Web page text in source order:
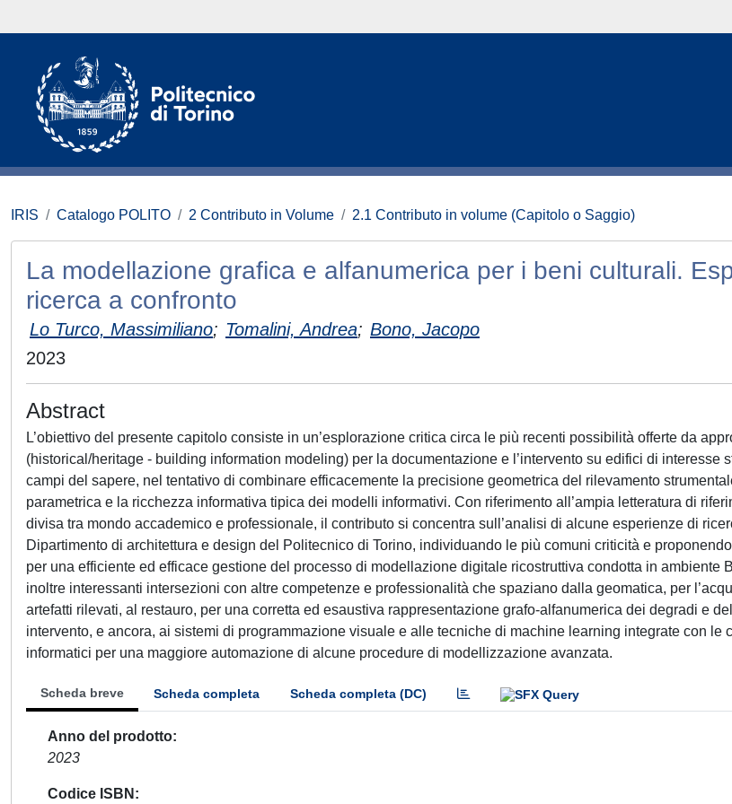
IRIS Catalogo POLITO 2 Contributo in Volume 2.1 Contributo in volume (Capitolo o Saggio)
La modellazione grafica e alfanumerica per i beni culturali.
ricerca a confronto
Lo Turco, Massimiliano; Tomalini, Andrea; Bono, Jacopo
2023
Abstract
L’obiettivo del presente capitolo consiste in un’esplorazione critica circa le più recenti possibilità offerte da
(historical/heritage - building information modeling) per la documentazione e l’intervento su edifici di interesse
campi del sapere, nel tentativo di combinare efficacemente la precisione geometrica del rilevamento
parametrica e la ricchezza informativa tipica dei modelli informativi. Con riferimento all’ampia letteratura di
divisa tra mondo accademico e professionale, il contributo si concentra sull’analisi di alcune esperienze di
Dipartimento di architettura e design del Politecnico di Torino, individuando le più comuni criticità e
per una efficiente ed efficace gestione del processo di modellazione digitale ricostruttiva condotta in ambiente
inoltre interessanti intersezioni con altre competenze e professionalità che spaziano dalla geomatica, per
artefatti rilevati, al restauro, per una corretta ed esaustiva rappresentazione grafo-alfanumerica dei degradi e
intervento, e ancora, ai sistemi di programmazione visuale e alle tecniche di machine learning integrate con le
informatici per una maggiore automazione di alcune procedure di modellizzazione avanzata.
Scheda breve Scheda completa Scheda completa (DC)
Anno del prodotto
2023
Codice ISBN